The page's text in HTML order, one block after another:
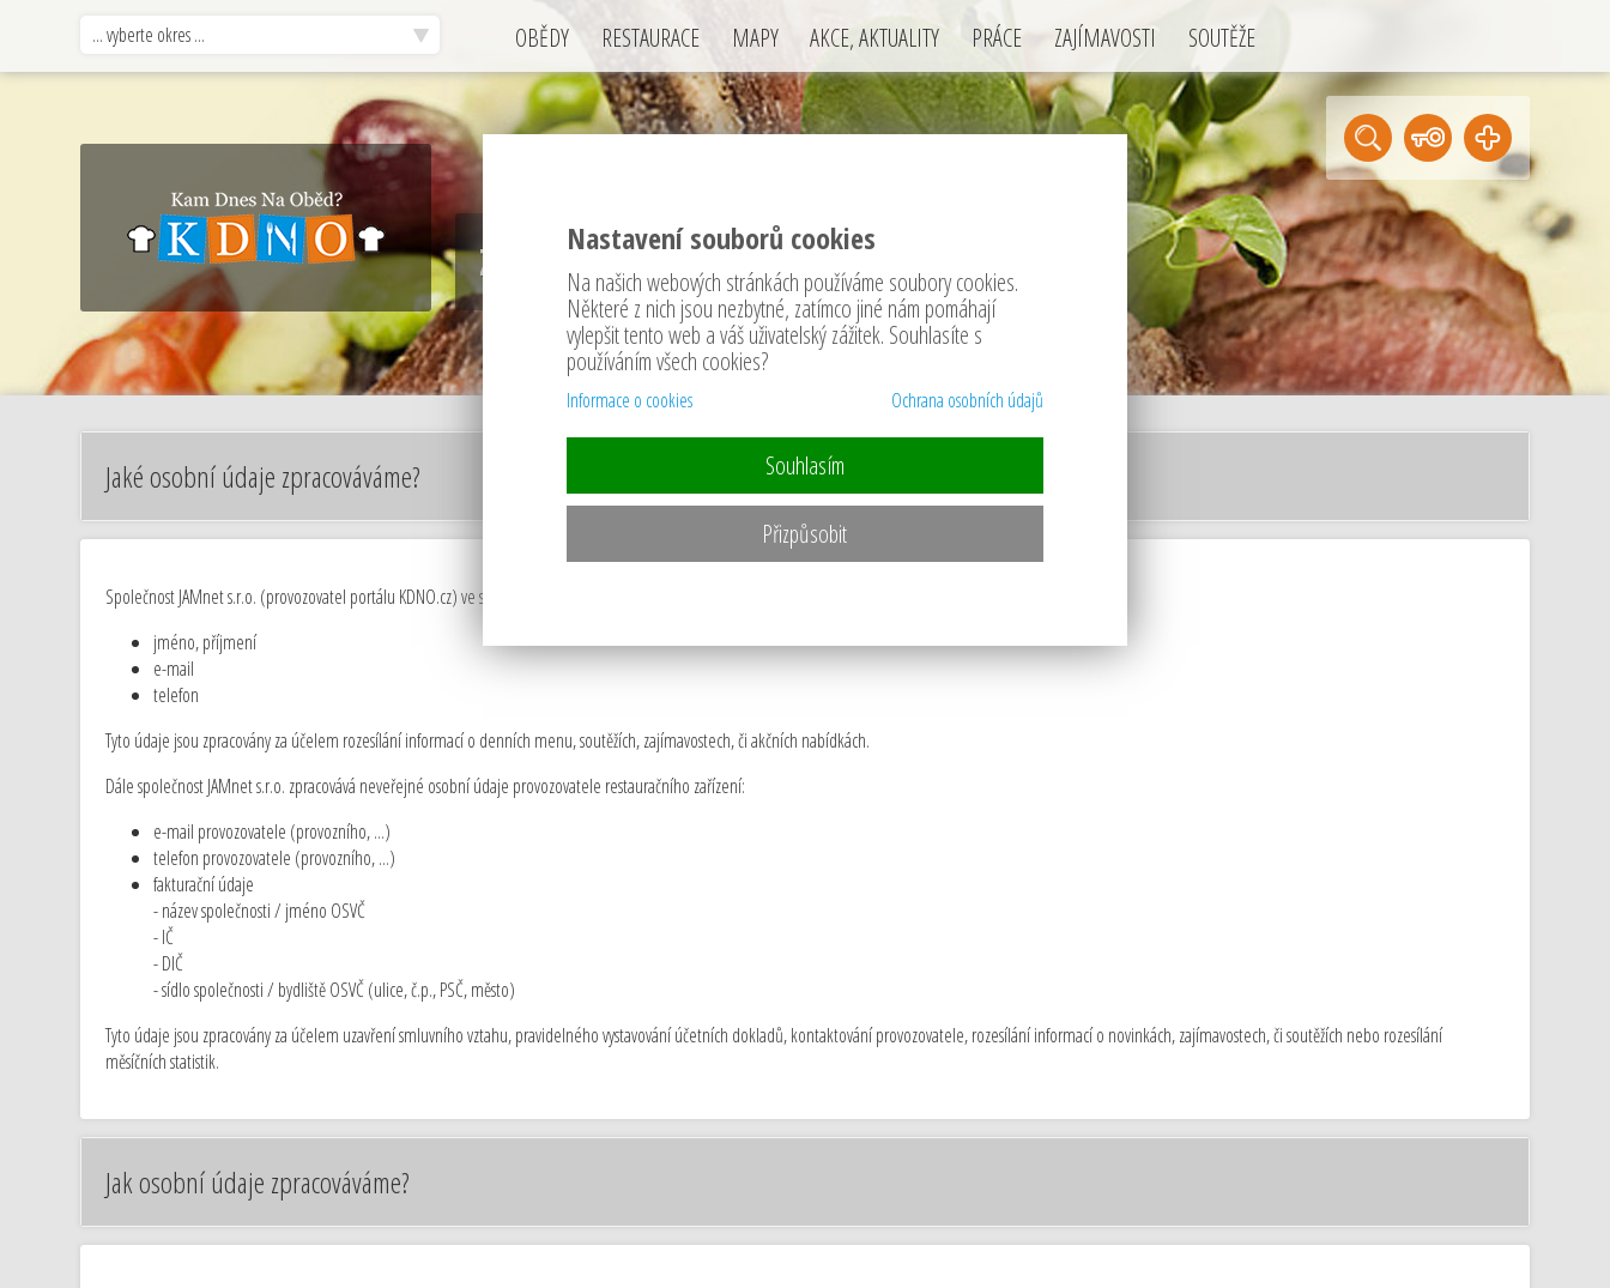
... vyberte okres ... OBĚDY RESTAURACE MAPY AKCE, AKTUALITY PRÁCE ZAJÍMAVOSTI SOUTĚŽE
ZPRACOVÁNÍ OSOBNÍCH ÚDAJŮ
Jaké osobní údaje zpracováváme?
Společnost JAMnet s.r.o. (provozovatel portálu KDNO.cz) ve snaze o co nejefektivnější poskytování svých služeb zpracovává Vaše osobní údaje:
jméno, příjmení
e-mail
telefon
Tyto údaje jsou zpracovány za účelem rozesílání informací o denních menu, soutěžích, zajímavostech, či akčních nabídkách.
Dále společnost JAMnet s.r.o. zpracovává neveřejné osobní údaje provozovatele restauračního zařízení:
e-mail provozovatele (provozního, ...)
telefon provozovatele (provozního, ...)
fakturační údaje
- název společnosti / jméno OSVČ
- IČ
- DIČ
- sídlo společnosti / bydliště OSVČ (ulice, č.p., PSČ, město)
Tyto údaje jsou zpracovány za účelem uzavření smluvního vztahu, pravidelného vystavování účetních dokladů, kontaktování provozovatele, rozesílání informací o novinkách, zajímavostech, či soutěžích nebo rozesílání
měsíčních statistik.
Jak osobní údaje zpracováváme?
Nastavení souborů cookies
Na našich webových stránkách používáme soubory cookies.
Některé z nich jsou nezbytné, zatímco jiné nám pomáhají
vylepšit tento web a váš uživatelský zážitek. Souhlasíte s
používáním všech cookies?
Informace o cookies Ochrana osobních údajů
Souhlasím
Přizpůsobit